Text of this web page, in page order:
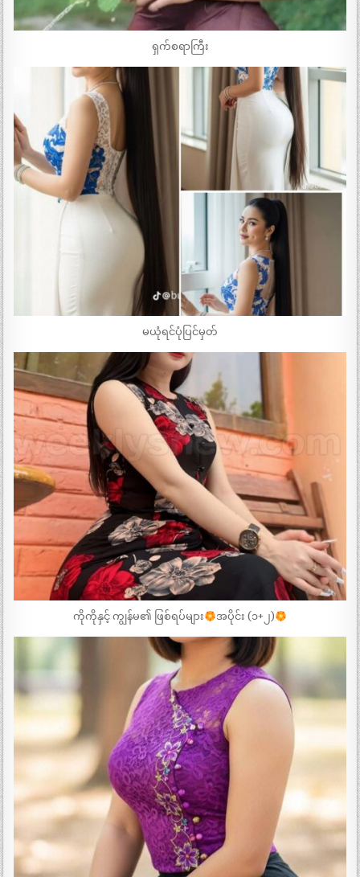
ရှက်စရာကြီး
မယုံရင်ပုံပြင်မှတ်
ကိုကိုနှင့် ကျွန်မ၏ ဖြစ်ရပ်များ အပိုင်း (၁+၂)